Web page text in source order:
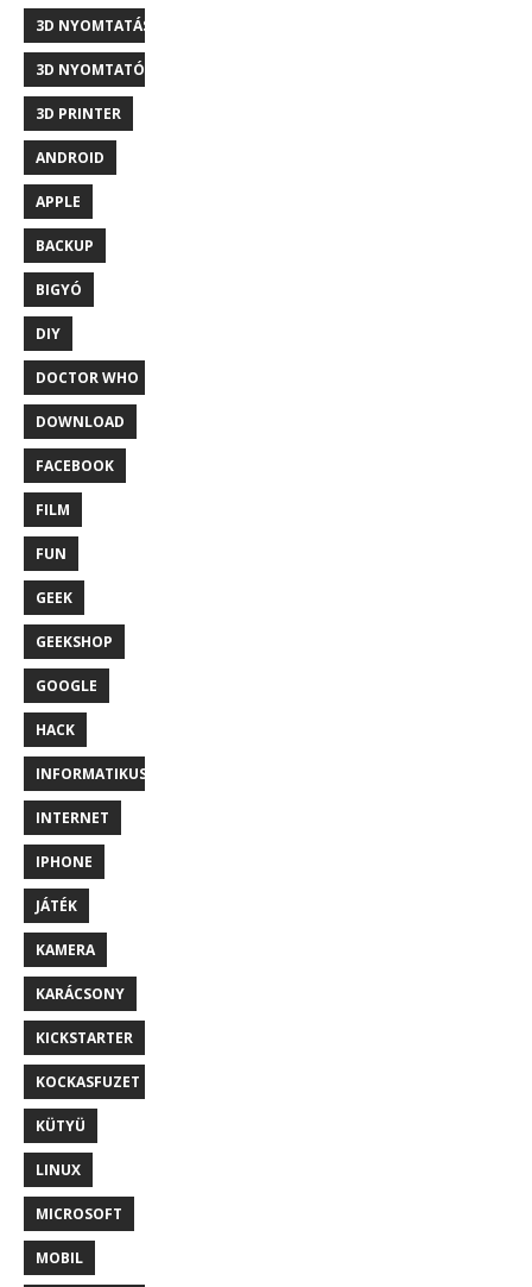
3D NYOMTATÁS
3D NYOMTATÓ
3D PRINTER
ANDROID
APPLE
BACKUP
BIGYÓ
DIY
DOCTOR WHO
DOWNLOAD
FACEBOOK
FILM
FUN
GEEK
GEEKSHOP
GOOGLE
HACK
INFORMATIKUS
INTERNET
IPHONE
JÁTÉK
KAMERA
KARÁCSONY
KICKSTARTER
KOCKASFUZET
KÜTYÜ
LINUX
MICROSOFT
MOBIL